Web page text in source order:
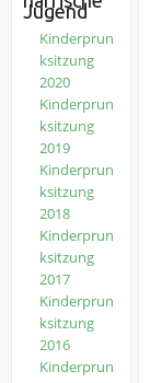
Jugend
Kinderprun
ksitzung
2020
Kinderprun
ksitzung
2019
Kinderprun
ksitzung
2018
Kinderprun
ksitzung
2017
Kinderprun
ksitzung
2016
Kinderprun